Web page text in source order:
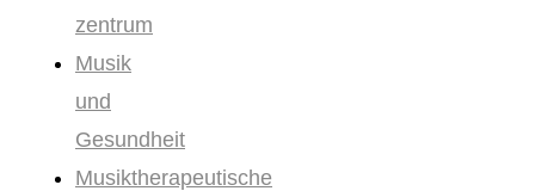
zentrum
Musik
und
Gesundheit
Musiktherapeutische